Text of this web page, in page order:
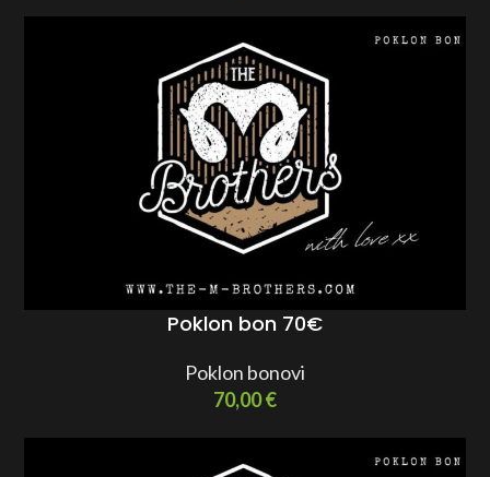
Poklon bon 70€
Poklon bonovi
70,00€